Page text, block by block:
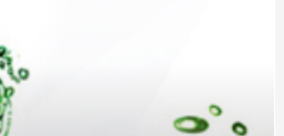
особливості та що врахувати
симптоми, причини та
интерьере: удобство